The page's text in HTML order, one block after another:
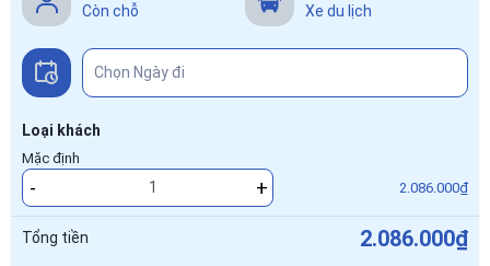
Còn chỗ
Xe du lịch
Loại khách
Mặc định
- + 2.086.000₫
Tổng tiền 2.086.000₫